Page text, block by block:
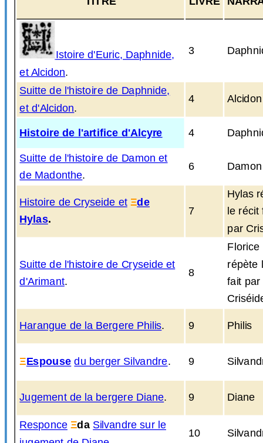
Istoire d'Euric, Daphnide,
et Alcidon.
3
Suitte de l'histoire de Daphnide,
et d'Alcidon.
4 Alcidon
Histoire de l'artifice d'Alcyre 4
Suitte de l'histoire de Damon et
de Madonthe.
6 Damon
Histoire de Cryseide et Ξde
Hylas.
7
Hylas
le récit
par
Suitte de l'histoire de Cryseide et
d'Arimant.
8
Florice
répète
fait par
Harangue de la Bergere Philis. 9 Philis
ΞEspouse du berger Silvandre. 9
Jugement de la bergere Diane. 9 Diane
Responce Ξda Silvandre sur le
10